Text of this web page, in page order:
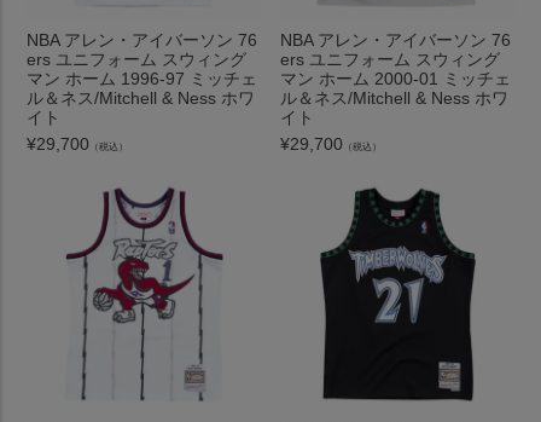
NBA アレン・アイバーソン 76
ers ユニフォーム スウィング
マン ホーム 1996-97 ミッチェ
ル＆ネス/Mitchell & Ness ホワ
イト
¥29,700 （税込）
NBA アレン・アイバーソン 76
ers ユニフォーム スウィング
マン ホーム 2000-01 ミッチェ
ル＆ネス/Mitchell & Ness ホワ
イト
¥29,700 （税込）